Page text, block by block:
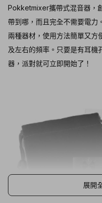
展開
Pokketmixer攜帶式混音器，
帶到哪，而且完全不需要電力
兩種器材，使用方法簡單又方
及左右的頻率。只要是有耳機
器，派對就可立即開始了！